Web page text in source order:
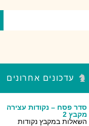
עדכונים אחרונים
סדר פסח – נקודות עצירה
מקבץ 2
השאלות במקבץ נקודות